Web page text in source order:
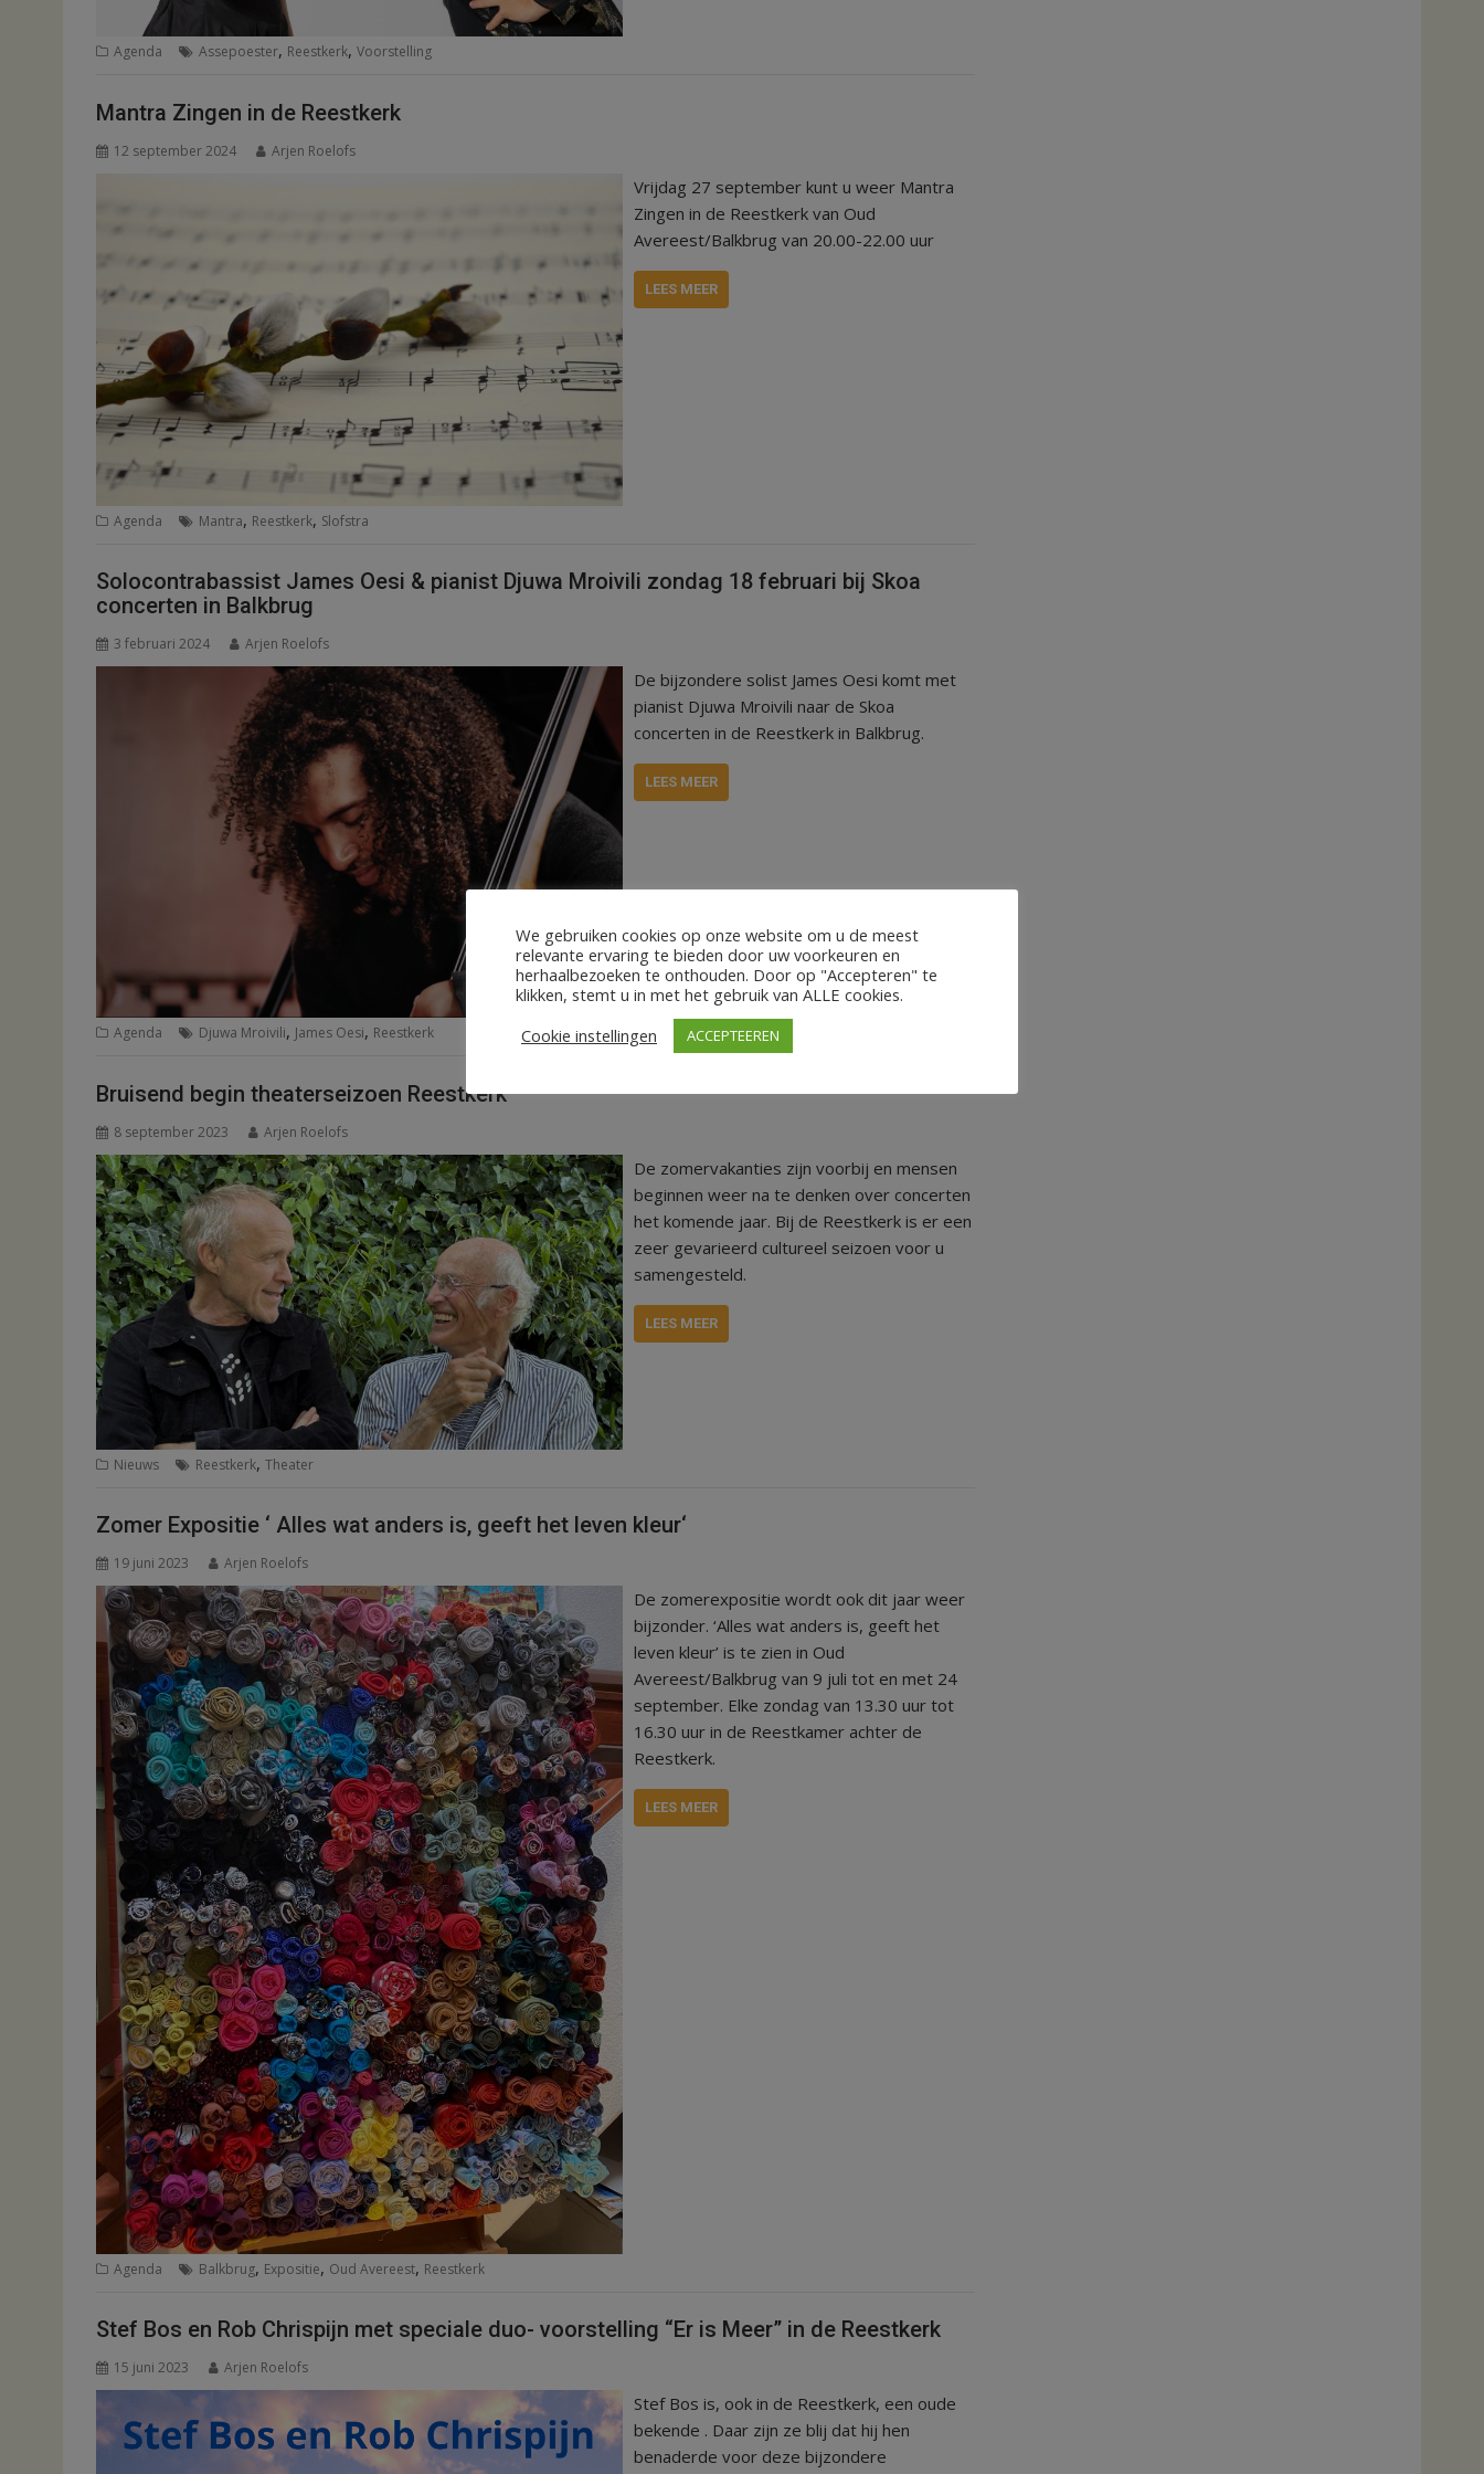
Agenda Assepoester, Reestkerk, Voorstelling
Mantra Zingen in de Reestkerk
12 september 2024 Arjen Roelofs
Vrijdag 27 september kunt u weer Mantra
Zingen in de Reestkerk van Oud
Avereest/Balkbrug van 20.00-22.00 uur
LEES MEER
Agenda Mantra, Reestkerk, Slofstra
Solocontrabassist James Oesi & pianist Djuwa Mroivili zondag 18 februari bij Skoa
concerten in Balkbrug
3 februari 2024 Arjen Roelofs
De bijzondere solist James Oesi komt met
pianist Djuwa Mroivili naar de Skoa
concerten in de Reestkerk in Balkbrug.
LEES MEER
Agenda Djuwa Mroivili, James Oesi, Reestkerk
Bruisend begin theaterseizoen Reestkerk
8 september 2023 Arjen Roelofs
De zomervakanties zijn voorbij en mensen
beginnen weer na te denken over concerten
het komende jaar. Bij de Reestkerk is er een
zeer gevarieerd cultureel seizoen voor u
samengesteld.
LEES MEER
Nieuws Reestkerk, Theater
Zomer Expositie ‘ Alles wat anders is, geeft het leven kleur‘
19 juni 2023 Arjen Roelofs
De zomerexpositie wordt ook dit jaar weer
bijzonder. ‘Alles wat anders is, geeft het
leven kleur’ is te zien in Oud
Avereest/Balkbrug van 9 juli tot en met 24
september. Elke zondag van 13.30 uur tot
16.30 uur in de Reestkamer achter de
Reestkerk.
LEES MEER
Agenda Balkbrug, Expositie, Oud Avereest, Reestkerk
Stef Bos en Rob Chrispijn met speciale duo- voorstelling “Er is Meer” in de Reestkerk
15 juni 2023 Arjen Roelofs
Stef Bos is, ook in de Reestkerk, een oude
bekende . Daar zijn ze blij dat hij hen
benaderde voor deze bijzondere
We gebruiken cookies op onze website om u de meest
relevante ervaring te bieden door uw voorkeuren en
herhaalbezoeken te onthouden. Door op "Accepteren" te
klikken, stemt u in met het gebruik van ALLE cookies.
Cookie instellingen
ACCEPTEEREN